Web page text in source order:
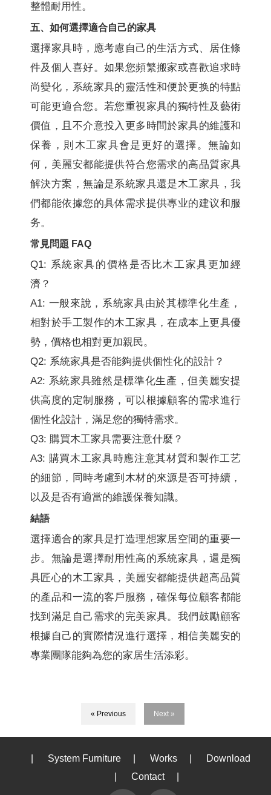
整體耐用性。
五、如何選擇適合自己的家具
選擇家具時，應考慮自己的生活方式、居住條
件及個人喜好。如果您頻繁搬家或喜歡追求時
尚變化，系統家具的靈活性和便於更换的特點
可能更適合您。若您重視家具的獨特性及藝術
價值，且不介意投入更多時間於家具的維護和
保養，則木工家具會是更好的選擇。無論如
何，美麗安都能提供符合您需求的高品質家具
解決方案，無論是系統家具還是木工家具，我
們都能依據您的具体需求提供專业的建议和服
务。
常見問題 FAQ
Q1: 系統家具的價格是否比木工家具更加經
濟？
A1: 一般來說，系統家具由於其標準化生產，
相對於手工製作的木工家具，在成本上更具優
勢，價格也相對更加親民。
Q2: 系統家具是否能夠提供個性化的設計？
A2: 系統家具雖然是標準化生產，但美麗安提
供高度的定制服務，可以根據顧客的需求進行
個性化設計，滿足您的獨特需求。
Q3: 購買木工家具需要注意什麼？
A3: 購買木工家具時應注意其材質和製作工艺
的細節，同時考慮到木材的來源是否可持續，
以及是否有適當的維護保養知識。
結語
選擇適合的家具是打造理想家居空間的重要一
步。無論是選擇耐用性高的系統家具，還是獨
具匠心的木工家具，美麗安都能提供超高品質
的產品和一流的客戶服務，確保每位顧客都能
找到滿足自己需求的完美家具。我們鼓勵顧客
根據自己的實際情況進行選擇，相信美麗安的
專業團隊能夠為您的家居生活添彩。
« Previous Next »
System Furniture Works
Download
Contact